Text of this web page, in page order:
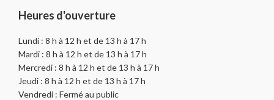
Heures d'ouverture
Lundi : 8 h à 12 h et de 13 h à 17 h
Mardi : 8 h à 12 h et de 13 h à 17 h
Mercredi : 8 h à 12 h et de 13 h à 17 h
Jeudi : 8 h à 12 h et de 13 h à 17 h
Vendredi : Fermé au public